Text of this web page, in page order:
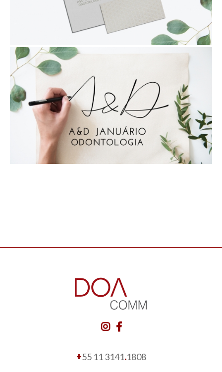
+55 11 3141.1808